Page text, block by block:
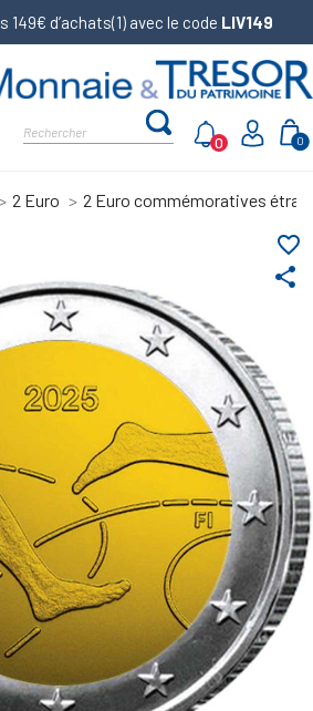
149€ d’achats(1) avec le code LIV149
0
0
2 Euro 2 Euro commémoratives
share
favorite_border